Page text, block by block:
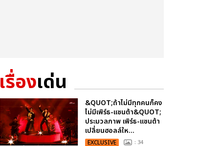
เรื่องเด่น
&QUOT;ถ้าไม่มีทุกคนก็คง
ไม่มีเพิร์ธ-แซนต้า&QUOT;
ประมวลภาพ เพิร์ธ-แซนต้า
เปลี่ยนฮอลล์ให...
EXCLUSIVE : 34